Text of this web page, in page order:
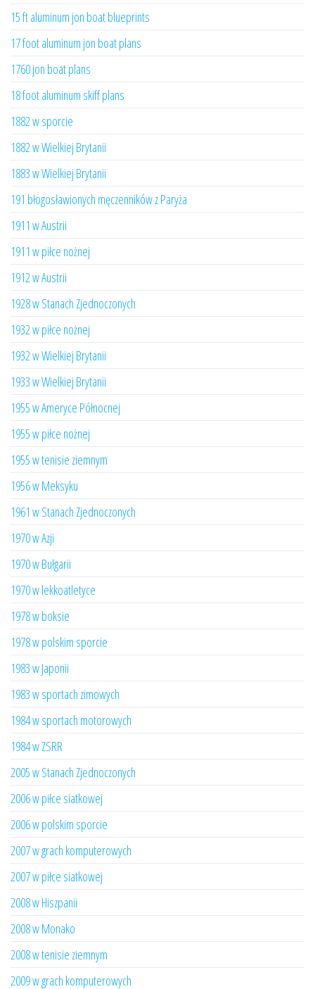
15 ft aluminum jon boat blueprints
17 foot aluminum jon boat plans
1760 jon boat plans
18 foot aluminum skiff plans
1882 w sporcie
1882 w Wielkiej Brytanii
1883 w Wielkiej Brytanii
191 błogosławionych męczenników z Paryża
1911 w Austrii
1911 w piłce nożnej
1912 w Austrii
1928 w Stanach Zjednoczonych
1932 w piłce nożnej
1932 w Wielkiej Brytanii
1933 w Wielkiej Brytanii
1955 w Ameryce Północnej
1955 w piłce nożnej
1955 w tenisie ziemnym
1956 w Meksyku
1961 w Stanach Zjednoczonych
1970 w Azji
1970 w Bułgarii
1970 w lekkoatletyce
1978 w boksie
1978 w polskim sporcie
1983 w Japonii
1983 w sportach zimowych
1984 w sportach motorowych
1984 w ZSRR
2005 w Stanach Zjednoczonych
2006 w piłce siatkowej
2006 w polskim sporcie
2007 w grach komputerowych
2007 w piłce siatkowej
2008 w Hiszpanii
2008 w Monako
2008 w tenisie ziemnym
2009 w grach komputerowych